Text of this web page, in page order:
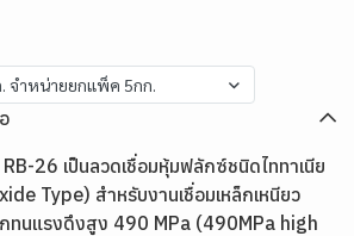
. จำหน่ายยกแพ็ค 5กก.
RB-26 เป็นลวดเชื่อมหุ้มฟลักซ์ชนิดไททาเนีย
Type) สำหรับงานเชื่อมเหล็กเหนียว
ทนแรงดึงสูง 490 MPa (490MPa high